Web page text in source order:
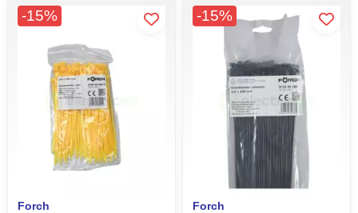
-15%
Forch
-15%
Forch